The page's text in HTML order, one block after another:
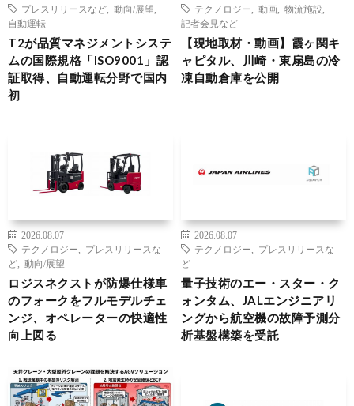
プレスリリースなど
動向/展望
自動運転
T2が品質マネジメントシステ
ムの国際規格「ISO9001」認
証取得、自動運転分野で国内
初
テクノロジー
動画 物流施設
記者会見など
【現地取材・動画】霞ヶ関キ
ャピタル、川崎・東扇島の冷
凍自動倉庫を公開
2026.08.07
テクノロジー
プレスリリースな
ど
動向/展望
ロジスネクストが防爆仕様車
のフォークをフルモデルチェ
ンジ、オペレーターの快適性
向上図る
2026.08.07
テクノロジー
プレスリリースな
ど
量子技術のエー・スター・ク
ォンタム、JALエンジニアリ
ングから航空機の故障予測分
析基盤構築を受託